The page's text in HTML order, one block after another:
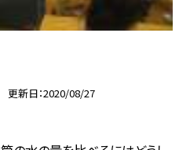
更新日 2020/08/27